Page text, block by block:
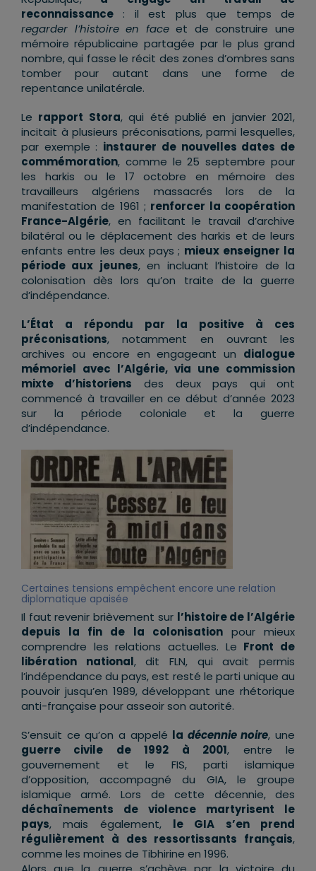
reconnaissance: il est plus que temps de
regarder l’histoire en faceet de construire une
mémoire républicaine partagée par le plus grand
nombre, qui fasse le récit des zones d’ombres sans
tomber pour autant dans une forme de
repentance unilatérale.
Le rapport Stora, qui été publié en janvier 2021,
incitait à plusieurs préconisations, parmi lesquelles,
par exemple : instaurer de nouvelles dates de
commémoration, comme le 25 septembre pour
les harkis ou le 17 octobre en mémoire des
travailleurs algériens massacrés lors de la
manifestation de 1961 ; renforcer la coopération
France-Algérie, en facilitant le travail d’archive
bilatéral ou le déplacement des harkis et de leurs
enfants entre les deux pays ; mieux enseigner la
période aux jeunes, en incluant l’histoire de la
colonisation dès lors qu’on traite de la guerre
d’indépendance.
L’État a répondu par la positive à ces
préconisations, notamment en ouvrant les
archives ou encore en engageant un dialogue
mémoriel avec l’Algérie, via une commission
mixte d’historiens des deux pays qui ont
commencé à travailler en ce début d’année 2023
sur la période coloniale et la guerre
d’indépendance.
Certaines tensions empêchent encore une relation
diplomatique apaisée
Il faut revenir brièvement sur l’histoire de l’Algérie
depuis la fin de la colonisationpour mieux
comprendre les relations actuelles. Le Front de
libération national, dit FLN, qui avait permis
l’indépendance du pays, est resté le parti unique au
pouvoir jusqu’en 1989, développant une rhétorique
anti-française pour asseoir son autorité.
S’ensuit ce qu’on a appelé la décennie noire, une
guerre civile de 1992 à 2001, entre le
gouvernement et le FIS, parti islamique
d’opposition, accompagné du GIA, le groupe
islamique armé. Lors de cette décennie, des
déchaînements de violence martyrisent le
pays, mais également, le GIA s’en prend
régulièrement à des ressortissants français,
comme les moines de Tibhirine en 1996.